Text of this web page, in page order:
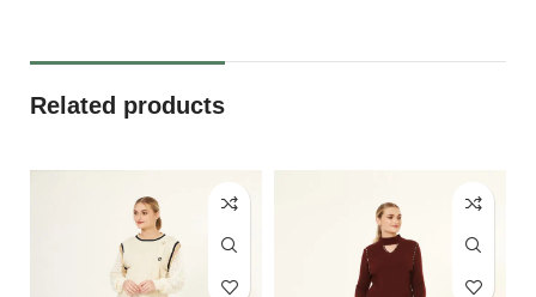
Related products